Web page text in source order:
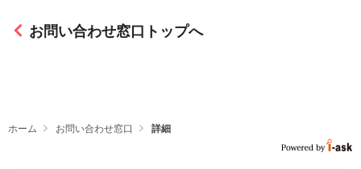
お問い合わせ窓口トップへ
ホーム お問い合わせ窓口 詳細